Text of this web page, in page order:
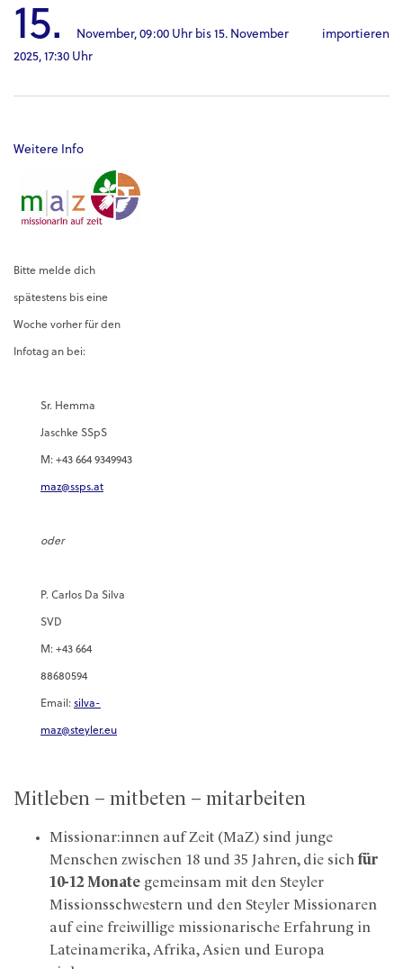
15. November, 09:00 Uhr bis 15. November
2025, 17:30 Uhr
importieren
Weitere Info
Bitte melde dich
spätestens bis eine
Woche vorher für den
Infotag an bei:
Sr. Hemma
Jaschke SSpS
M: +43 664 9349943
maz@ssps.at
oder
P. Carlos Da Silva
SVD
M: +43 664
88680594
Email: silva-
maz@steyler.eu
Mitleben – mitbeten – mitarbeiten
Missionar:innen auf Zeit (MaZ) sind junge
Menschen zwischen 18 und 35 Jahren, die sich für
10-12 Monate gemeinsam mit den Steyler
Missionsschwestern und den Steyler Missionaren
auf eine freiwillige missionarische Erfahrung in
Lateinamerika, Afrika, Asien und Europa